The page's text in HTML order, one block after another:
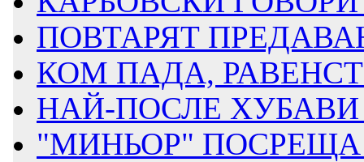
ПОВТАРЯТ
КОМ ПАДА,
НАЙ-ПОСЛЕ ХУБАВИ
"МИНЬОР" ПОСРЕЩА